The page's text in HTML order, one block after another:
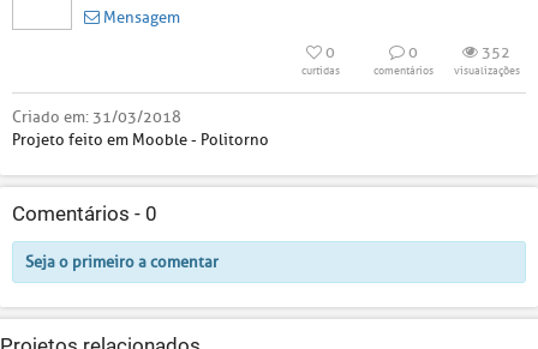
Mensagem
0
curtidas
0
comentários
352
visualizações
Criado em: 31/03/2018
Projeto feito em Mooble - Politorno
Comentários - 0
Seja o primeiro a comentar